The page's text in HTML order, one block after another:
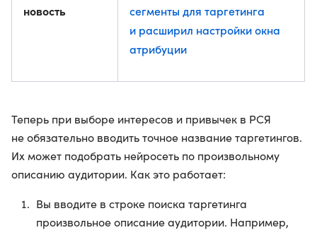
новость
сегменты для таргетинга
и расширил настройки окна
атрибуции
Теперь при выборе интересов и привычек в РСЯ
не обязательно вводить точное название таргетингов.
Их может подобрать нейросеть по произвольному
описанию аудитории. Как это работает:
Вы вводите в строке поиска таргетинга
произвольное описание аудитории. Например,